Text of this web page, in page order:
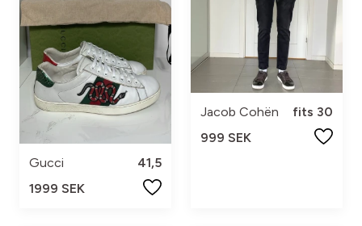
Gucci
41,5
1999 SEK
Jacob Cohën
fits 30
999 SEK